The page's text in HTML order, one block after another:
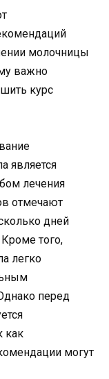
молочницы
важно
курс
является
лечения
отмечают
дней
того,
легко
перед
как
могут